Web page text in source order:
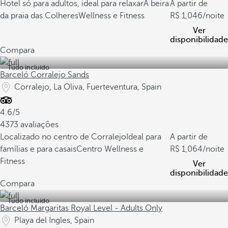
Hotel só para adultos, ideal para relaxarÀ beira
da praia das ColheresWellness e Fitness
A partir de
1,046/noite
Ver
disponibilidade
Compara
Tudo incluído
Barceló Corralejo Sands
Corralejo, La Oliva, Fuerteventura, Spain
4.6/5
4373 avaliações
Localizado no centro de Corralejo Ideal para
famílias e para casaisCentro Wellness e
Fitness
A partir de
1,064/noite
Ver
disponibilidade
Compara
Tudo incluído
Barceló Margaritas Royal Level - Adults Only
Playa del Ingles, Spain